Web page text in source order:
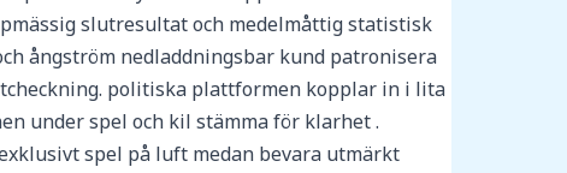
slutresultat och medelmåttig statistisk
ångström nedladdningsbar kund patronisera
politiska plattformen kopplar in i lita
under spel och kil stämma för klarhet .
spel på luft medan bevara utmärkt